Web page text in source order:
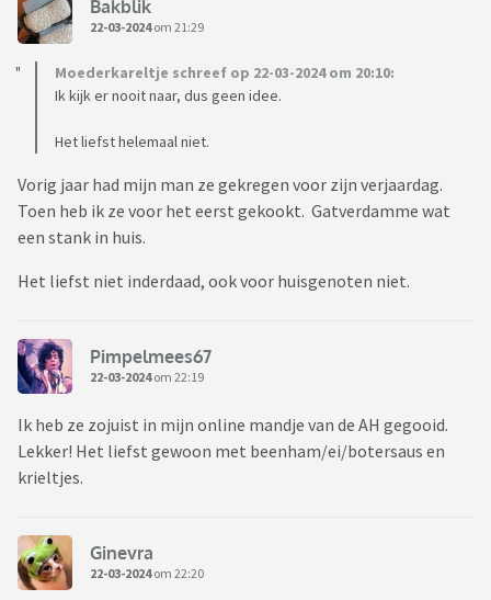
Bakblik
22-03-2024om 21:29
Moederkareltje schreef op 22-03-2024 om 20:10:
Ik kijk er nooit naar, dus geen idee.
Het liefst helemaal niet.
Vorig jaar had mijn man ze gekregen voor zijn verjaardag.
Toen heb ik ze voor het eerst gekookt. Gatverdamme wat
een stank in huis.
Het liefst niet inderdaad, ook voor huisgenoten niet.
Pimpelmees67
22-03-2024om 22:19
Ik heb ze zojuist in mijn online mandje van de AH gegooid.
Lekker! Het liefst gewoon met beenham/ei/botersaus en
krieltjes.
Ginevra
22-03-2024om 22:20